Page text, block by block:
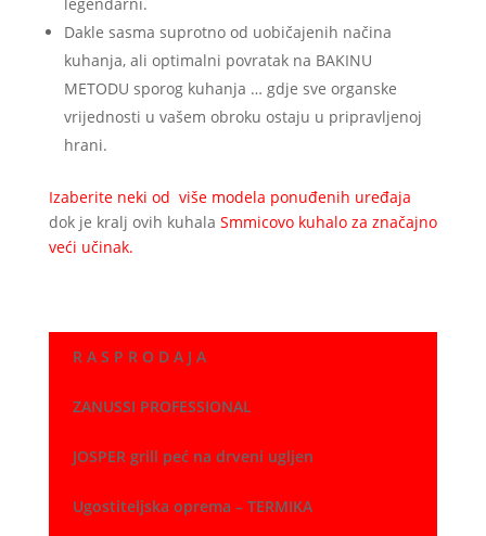
Dakle sasma suprotno od uobičajenih načina
kuhanja, ali optimalni povratak na BAKINU
METODU sporog kuhanja … gdje sve organske
vrijednosti u vašem obroku ostaju u pripravljenoj
hrani.
Izaberite neki od više modela ponuđenih uređaja
dok je kralj ovih kuhala Smmicovo kuhalo za značajno
veći učinak.
R A S P R O D A J A
ZANUSSI PROFESSIONAL
JOSPER grill peć na drveni ugljen
Ugostiteljska oprema – TERMIKA